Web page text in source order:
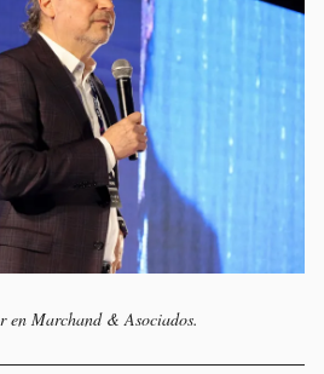
Marchand & Asociados.